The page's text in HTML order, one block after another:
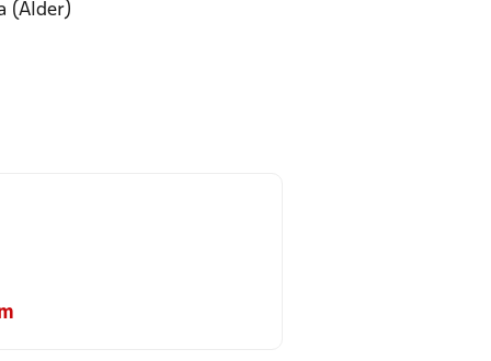
(Alder)